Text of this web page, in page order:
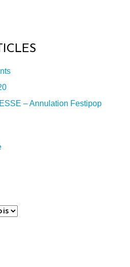
– Annulation Festipop